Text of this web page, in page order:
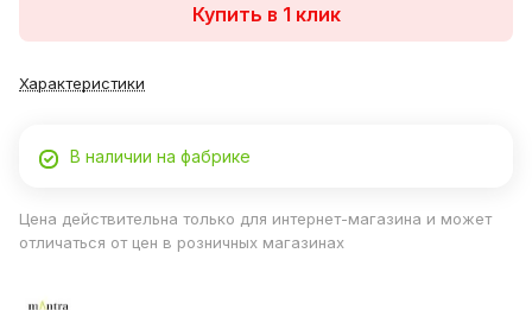
Купить в 1 клик
Характеристики
В наличии на фабрике
Цена действительна только для интернет-магазина и может
отличаться от цен в розничных магазинах